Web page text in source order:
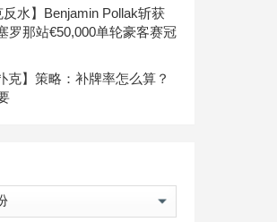
反水】Benjamin Pollak斩获
罗那站€50,000单轮豪客赛冠
克】策略：补牌率怎么算？